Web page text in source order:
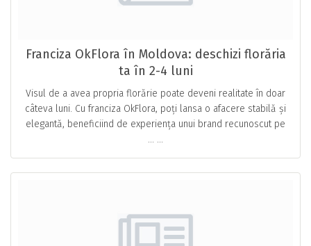
Franciza OkFlora în Moldova: deschizi florăria
ta în 2-4 luni
Visul de a avea propria florărie poate deveni realitate în doar
câteva luni. Cu franciza OkFlora, poți lansa o afacere stabilă și
elegantă, beneficiind de experiența unui brand recunoscut pe
… ...